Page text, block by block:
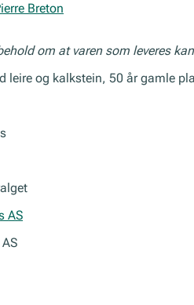
Breton
om at varen som leveres
leire og kalkstein, 50 år gamle
AS